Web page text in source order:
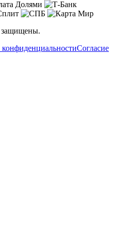
защищены.
Согласие